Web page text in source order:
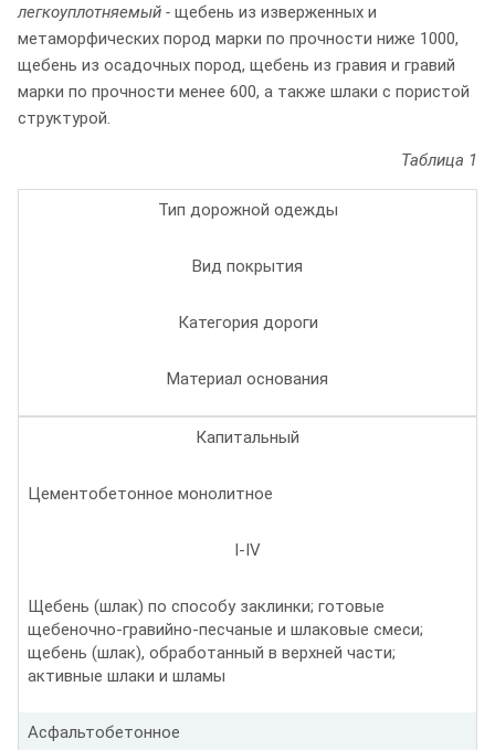
легкоуплотняемый - щебень из изверженных и
метаморфических пород марки по прочности ниже 1000,
щебень из осадочных пород, щебень из гравия и гравий
марки по прочности менее 600, а также шлаки с пористой
структурой.
Таблица 1
Тип дорожной одежды
Вид покрытия
Категория дороги
Материал основания
Капитальный
Цементобетонное монолитное
I-IV
Щебень (шлак) по способу заклинки; готовые
щебеночно-гравийно-песчаные и шлаковые смеси;
щебень (шлак), обработанный в верхней части;
активные шлаки и шламы
Асфальтобетонное